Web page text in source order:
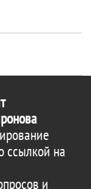
ссылкой на
и